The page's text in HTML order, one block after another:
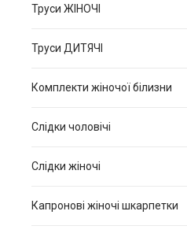
Труси ЖІНОЧІ
Труси ДИТЯЧІ
Комплекти жіночої білизни
Слідки чоловічі
Слідки жіночі
Капронові жіночі шкарпетки